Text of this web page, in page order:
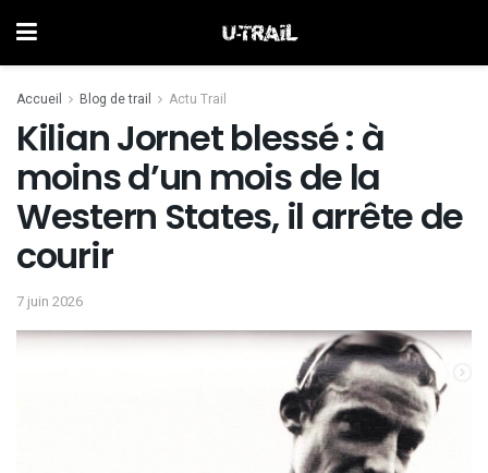
Accueil Blog de trail Actu Trail
Kilian Jornet blessé : à
moins d’un mois de la
Western States, il arrête de
courir
7 juin 2026